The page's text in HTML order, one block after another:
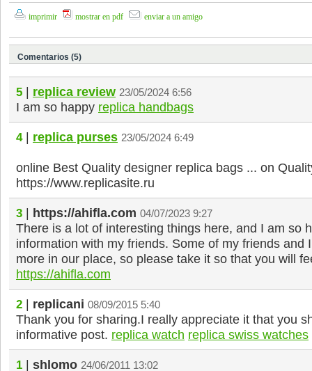
imprimir mostrar en pdf enviar a un amigo
Comentarios (5)
5 | replica review 23/05/2024 6:56
I am so happy replica handbags
4| replica purses 23/05/2024 6:49
online Best Quality designer replica bags ... on
https://www.replicasite.ru
3 | https://ahifla.com 04/07/2023 9:27
There is a lot of interesting things here, and I am so
information with my friends. Some of my friends and
more in our place, so please take it so that you will
https://ahifla.com
2 | replicani 08/09/2015 5:40
Thank you for sharing.I really appreciate it that you
informative post. replica watch replica swiss watches
1 | shlomo 24/06/2011 13:02